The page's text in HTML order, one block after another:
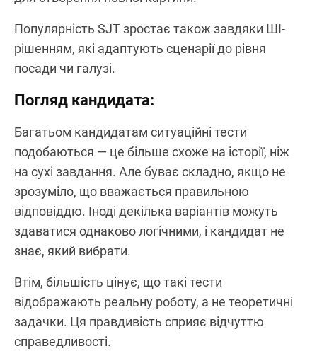
Популярність SJT зростає також завдяки ШІ-
рішенням, які адаптують сценарії до рівня
посади чи галузі.
Погляд кандидата:
Багатьом кандидатам ситуаційні тести
подобаються — це більше схоже на історії, ніж
на сухі завдання. Але буває складно, якщо не
зрозуміло, що вважається правильною
відповіддю. Іноді декілька варіантів можуть
здаватися однаково логічними, і кандидат не
знає, який вибрати.
Втім, більшість цінує, що такі тести
відображають реальну роботу, а не теоретичні
задачки. Ця правдивість сприяє відчуттю
справедливості.